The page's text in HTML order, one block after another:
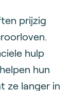
prijzig
hulp
hun
ze langer in